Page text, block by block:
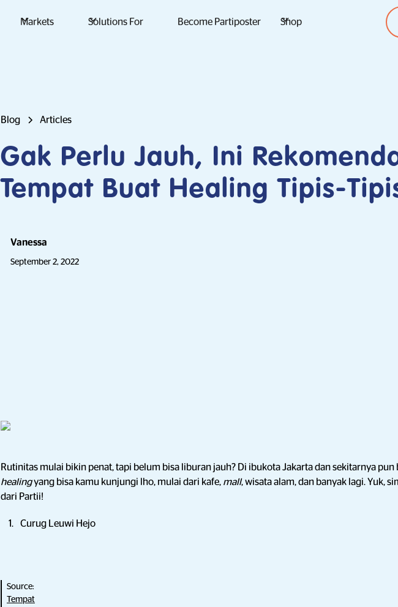
Markets Solutions For Become Partiposter Shop
Blog Articles
Gak Perlu Jauh, Ini
Tempat Buat Healing Tipis-
Vanessa
September 2, 2022
Rutinitas mulai bikin penat, tapi belum bisa liburan jauh? Di ibukota Jakarta dan sekitarnya pun
healingyang bisa kamu kunjungi lho, mulai dari kafe, mall, wisata alam, dan banyak lagi.Yuk,
dari Partii!
Curug Leuwi Hejo
Source:
Tempat